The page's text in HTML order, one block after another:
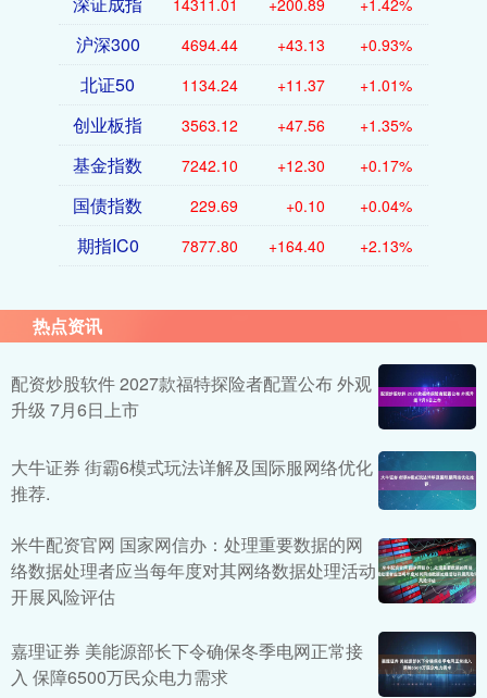
14311.01 +200.89 +1.42%
沪深300 4694.44 +43.13 +0.93%
北证50 1134.24 +11.37 +1.01%
创业板指 3563.12 +47.56 +1.35%
基金指数 7242.10 +12.30 +0.17%
国债指数 229.69 +0.10 +0.04%
期指IC0 7877.80 +164.40 +2.13%
热点资讯
配资炒股软件 2027款福特探险者配置公布 外观
升级 7月6日上市
大牛证券 街霸6模式玩法详解及国际服网络优化
推荐.
米牛配资官网 国家网信办：处理重要数据的网
络数据处理者应当每年度对其网络数据处理活动
开展风险评估
嘉理证券 美能源部长下令确保冬季电网正常接
入 保障6500万民众电力需求